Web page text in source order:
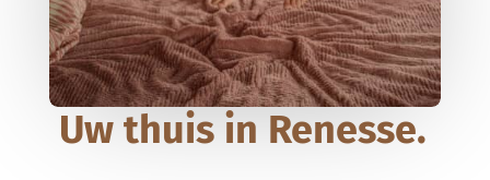
Uw thuis in Renesse.